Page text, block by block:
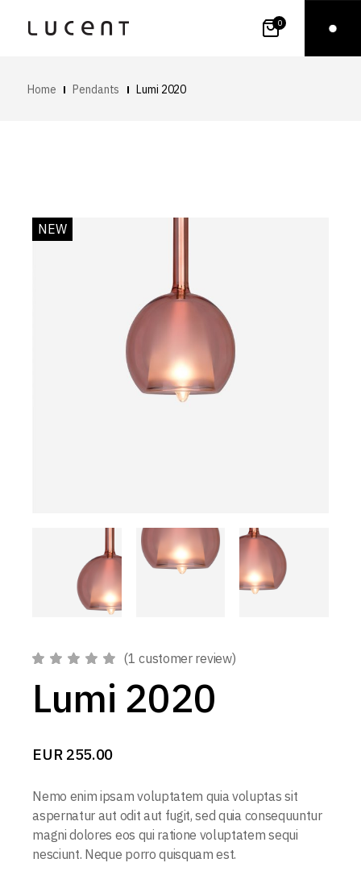
0
Home Pendants Lumi 2020
NEW
(1 customer review)
Lumi 2020
EUR 255.00
Nemo enim ipsam voluptatem quia voluptas sit
aspernatur aut odit aut fugit, sed quia consequuntur
magni dolores eos qui ratione voluptatem sequi
nesciunt. Neque porro quisquam est.